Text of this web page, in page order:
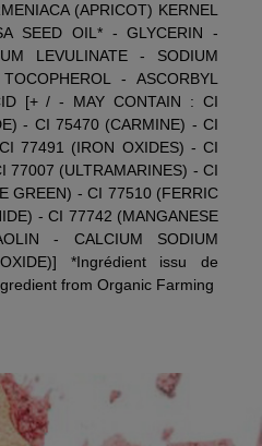
(APRICOT) KERNEL
SEED OIL* - GLYCERIN -
LEVULINATE - SODIUM
- ASCORBYL
[+ / - MAY CONTAIN : CI
- CI 75470 (CARMINE) - CI
77491 (IRON OXIDES) - CI
77007 (ULTRAMARINES) - CI
GREEN) - CI 77510 (FERRIC
- CI 77742 (MANGANESE
- CALCIUM SODIUM
*Ingrédient issu de
from Organic Farming